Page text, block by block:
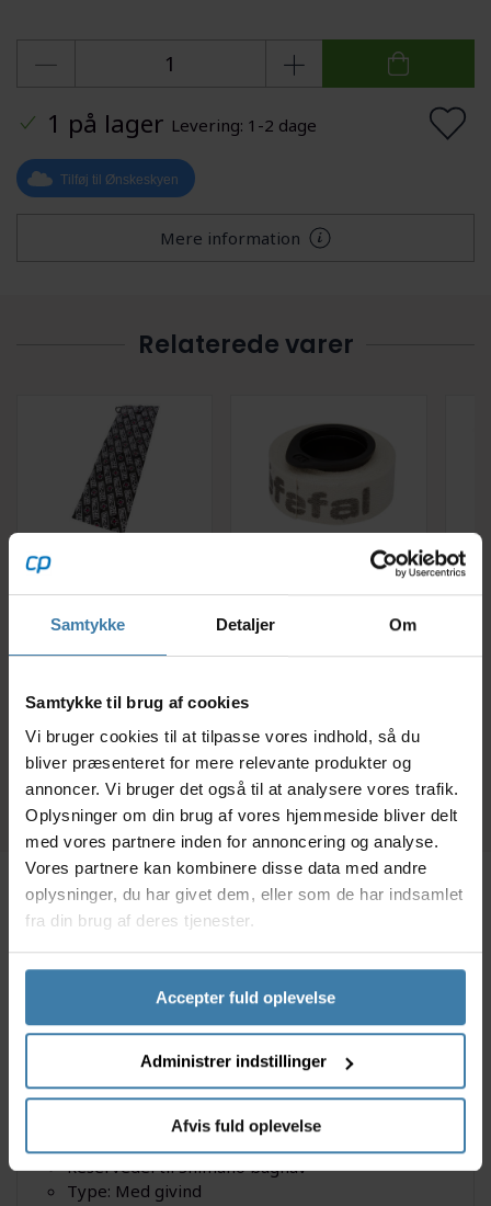
Samtykke Detaljer Om
Samtykke til brug af cookies
Vi bruger cookies til at tilpasse vores indhold, så du
bliver præsenteret for mere relevante produkter og
annoncer. Vi bruger det også til at analysere vores trafik.
Oplysninger om din brug af vores hjemmeside bliver delt
med vores partnere inden for annoncering og analyse.
Vores partnere kan kombinere disse data med andre
oplysninger, du har givet dem, eller som de har indsamlet
fra din brug af deres tjenester.
Accepter fuld oplevelse
Administrer indstillinger
Afvis fuld oplevelse
1 på lager Levering: 1-2 dage
Tilføj til Ønskeskyen
Mere information
Relaterede varer
Muc-Off Bike Mat -
Værkstedsmåtte -
Foldbar - 70 x 209 cm
90,00kr.
+10 på lager
Fælgtape 17mm x 2
meter.
19,00kr.
Forventet leveringstid:
Beskrivelse
Dette 13 tands tandhjul med gevind er særlig udviklet
til banecykler og anvendes sammen med 1/2" x 1/8"
kæder.
Shimano 13 tands tandhjul
Passer til Shimano Dura Ace
Reservedel til Shimano bagnav
Type: Med givind